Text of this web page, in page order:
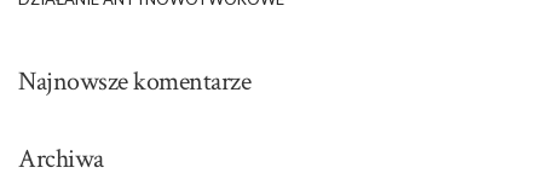
Najnowsze komentarze
Archiwa